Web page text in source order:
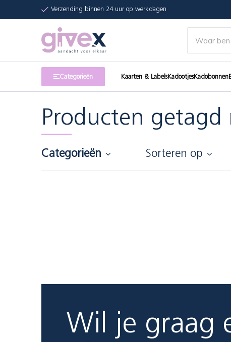
Verzending binnen 24 uur op werkdagen
Categorieën Kaarten & LabelsKadootjesKadobonnen
Producten getagd
Categorieën Sorteren op
Wil je graag